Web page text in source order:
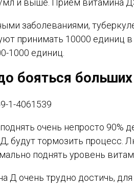
мл и выше. Прием витамина
заболеваниями,
принимать 10000 единиц
1000 единиц.
бояться
очень непросто
будут тормозить
поднять уровень
Д очень трудно достичь,